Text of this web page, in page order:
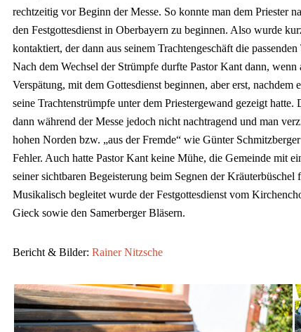
rechtzeitig vor Beginn der Messe. So konnte man dem Priester
den Festgottesdienst in Oberbayern zu beginnen. Also wurde
kontaktiert, der dann aus seinem Trachtengeschäft die
Nach dem Wechsel der Strümpfe durfte Pastor Kant dann,
Verspätung, mit dem Gottesdienst beginnen, aber erst, nachdem
seine Trachtenstrümpfe unter dem Priestergewand gezeigt hatte.
dann während der Messe jedoch nicht nachtragend und man
hohen Norden bzw. „aus der Fremde“ wie Günter
Fehler. Auch hatte Pastor Kant keine Mühe, die Gemeinde mit
seiner sichtbaren Begeisterung beim Segnen der Kräuterbüschel
Musikalisch begleitet wurde der Festgottesdienst vom
Gieck sowie den Samerberger Bläsern.
Bericht & Bilder: Rainer Nitzsche